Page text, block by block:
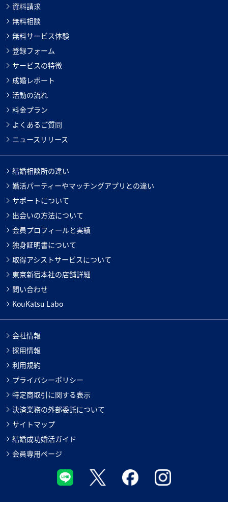
資料請求
無料相談
無料サービス体験
登録フォーム
サービスの特徴
成婚レポート
活動の流れ
料金プラン
よくあるご質問
ニュースリリース
結婚相談所の違い
婚活パーティーやマッチングアプリとの違い
サポートについて
出会いの方法について
会員プロフィールと実績
独身証明書について
取得アシストサービスについて
東京新宿本社の店舗詳細
問い合わせ
KouKatsu Labo
会社情報
採用情報
利用規約
プライバシーポリシー
特定商取引に関する表示
決済業務の外部委託について
サイトマップ
結婚成功婚活ガイド
会員専用ページ